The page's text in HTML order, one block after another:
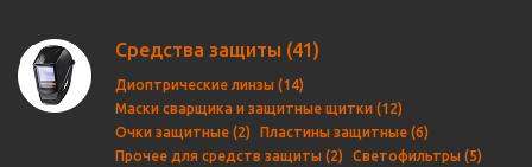
Средства защиты (41)
Диоптрические линзы (14)
Маски сварщика и защитные щитки (12)
Очки защитные (2)
Пластины защитные (6)
Прочее для средств защиты (2)
Светофильтры (5)